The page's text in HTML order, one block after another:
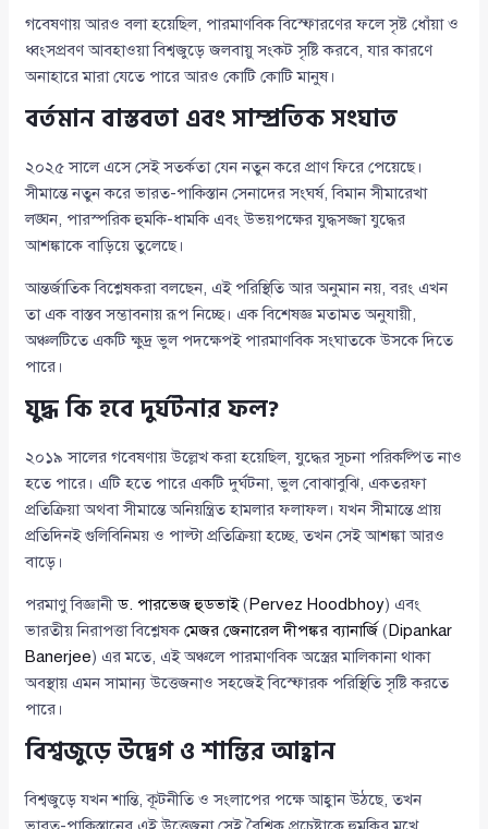
গবেষণায় আরও বলা হয়েছিল, পারমাণবিক বিস্ফোরণের ফলে সৃষ্ট ধোঁয়া ও
ধ্বংসপ্রবণ আবহাওয়া বিশ্বজুড়ে জলবায়ু সংকট সৃষ্টি করবে, যার কারণে
অনাহারে মারা যেতে পারে আরও কোটি কোটি মানুষ।
বর্তমান বাস্তবতা এবং সাম্প্রতিক সংঘাত
২০২৫ সালে এসে সেই সতর্কতা যেন নতুন করে প্রাণ ফিরে পেয়েছে।
সীমান্তে নতুন করে ভারত-পাকিস্তান সেনাদের সংঘর্ষ, বিমান সীমারেখা
লঙ্ঘন, পারস্পরিক হুমকি-ধামকি এবং উভয়পক্ষের যুদ্ধসজ্জা যুদ্ধের
আশঙ্কাকে বাড়িয়ে তুলেছে।
আন্তর্জাতিক বিশ্লেষকরা বলছেন, এই পরিস্থিতি আর অনুমান নয়, বরং এখন
তা এক বাস্তব সম্ভাবনায় রূপ নিচ্ছে। এক বিশেষজ্ঞ মতামত অনুযায়ী,
অঞ্চলটিতে একটি ক্ষুদ্র ভুল পদক্ষেপই পারমাণবিক সংঘাতকে উসকে দিতে
পারে।
যুদ্ধ কি হবে দুর্ঘটনার ফল?
২০১৯ সালের গবেষণায় উল্লেখ করা হয়েছিল, যুদ্ধের সূচনা পরিকল্পিত নাও
হতে পারে। এটি হতে পারে একটি দুর্ঘটনা, ভুল বোঝাবুঝি, একতরফা
প্রতিক্রিয়া অথবা সীমান্তে অনিয়ন্ত্রিত হামলার ফলাফল। যখন সীমান্তে প্রায়
প্রতিদিনই গুলিবিনিময় ও পাল্টা প্রতিক্রিয়া হচ্ছে, তখন সেই আশঙ্কা আরও
বাড়ে।
পরমাণু বিজ্ঞানীড. পারভেজ হুডভাই(Pervez Hoodbhoy) এবং
ভারতীয় নিরাপত্তা বিশ্লেষকমেজর জেনারেল দীপঙ্কর ব্যানার্জি (Dipankar
Banerjee) এর মতে, এই অঞ্চলে পারমাণবিক অস্ত্রের মালিকানা থাকা
অবস্থায় এমন সামান্য উত্তেজনাও সহজেই বিস্ফোরক পরিস্থিতি সৃষ্টি করতে
পারে।
বিশ্বজুড়ে উদ্বেগ ও শান্তির আহ্বান
বিশ্বজুড়ে যখন শান্তি, কূটনীতি ও সংলাপের পক্ষে আহ্বান উঠছে, তখন